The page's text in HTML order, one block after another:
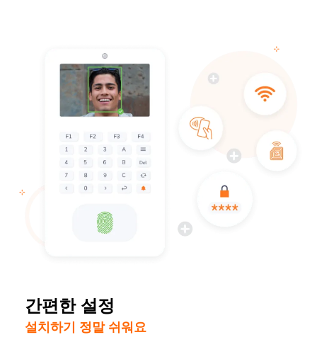
간편한 설정
설치하기 정말 쉬워요